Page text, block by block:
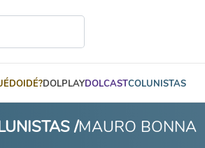
DOLPLAYDOLCASTCOLUNISTAS
/MAURO BONNA